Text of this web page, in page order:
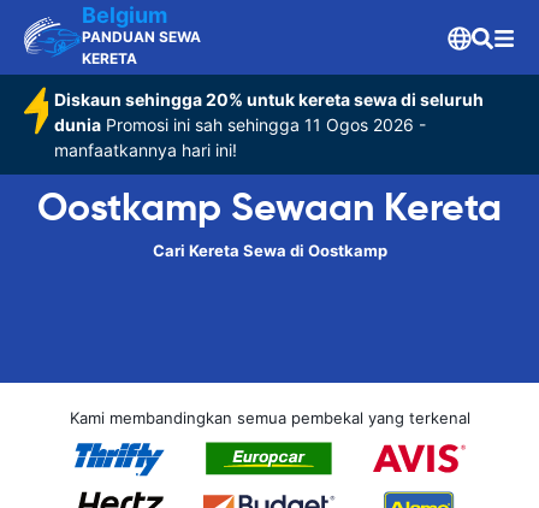
Belgium
PANDUAN SEWA
KERETA
Diskaun sehingga 20% untuk kereta sewa di seluruh
dunia Promosi ini sah sehingga 11 Ogos 2026 -
manfaatkannya hari ini!
Oostkamp Sewaan Kereta
Cari Kereta Sewa di Oostkamp
Kami membandingkan semua pembekal yang terkenal